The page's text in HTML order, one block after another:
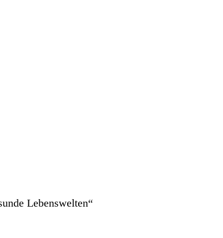
Lebenswelten“